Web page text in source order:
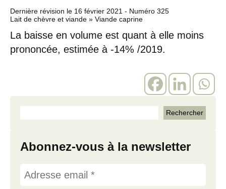
Dernière révision le 16 février 2021 - Numéro 325
Lait de chèvre et viande » Viande caprine
La baisse en volume est quant à elle moins
prononcée, estimée à -14% /2019.
Abonnez-vous à la newsletter